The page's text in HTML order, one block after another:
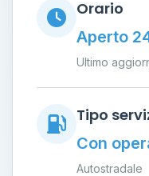
Orario
Aperto
Ultimo
Tipo
Con
Autostradale